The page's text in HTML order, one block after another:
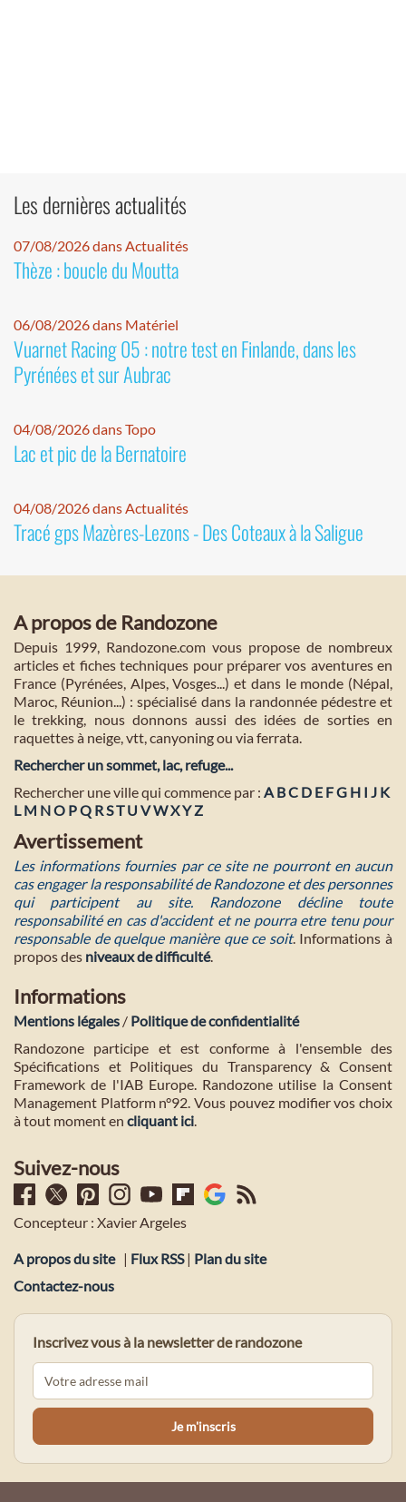
Les dernières actualités
07/08/2026 dans Actualités
Thèze : boucle du Moutta
06/08/2026 dans Matériel
Vuarnet Racing 05 : notre test en Finlande, dans les
Pyrénées et sur Aubrac
04/08/2026 dans Topo
Lac et pic de la Bernatoire
04/08/2026 dans Actualités
Tracé gps Mazères-Lezons - Des Coteaux à la Saligue
A propos de Randozone
Depuis 1999, Randozone.com vous propose de nombreux
articles et fiches techniques pour préparer vos aventures en
France (Pyrénées, Alpes, Vosges...) et dans le monde (Népal,
Maroc, Réunion...) : spécialisé dans la randonnée pédestre et
le trekking, nous donnons aussi des idées de sorties en
raquettes à neige, vtt, canyoning ou via ferrata.
Rechercher un sommet, lac, refuge...
Rechercher une ville qui commence par : A BC D E FG H I J K
L M NO PQ RST U VWXYZ
Avertissement
Les informations fournies par ce site ne pourront en aucun
cas engager la responsabilité de Randozone et des personnes
qui participent au site. Randozone décline toute
responsabilité en cas d'accident et ne pourra etre tenu pour
responsable de quelque manière que ce soit. Informations à
propos des niveaux de difficulté.
Informations
Mentions légales / Politique de confidentialité
Randozone participe et est conforme à l'ensemble des
Spécifications et Politiques du Transparency & Consent
Framework de l'IAB Europe. Randozone utilise la Consent
Management Platform n°92. Vous pouvez modifier vos choix
à tout moment en cliquant ici.
Suivez-nous
Concepteur : Xavier Argeles
A propos du site | Flux RSS| Plan du site
Contactez-nous
Inscrivez vous à la newsletter de randozone